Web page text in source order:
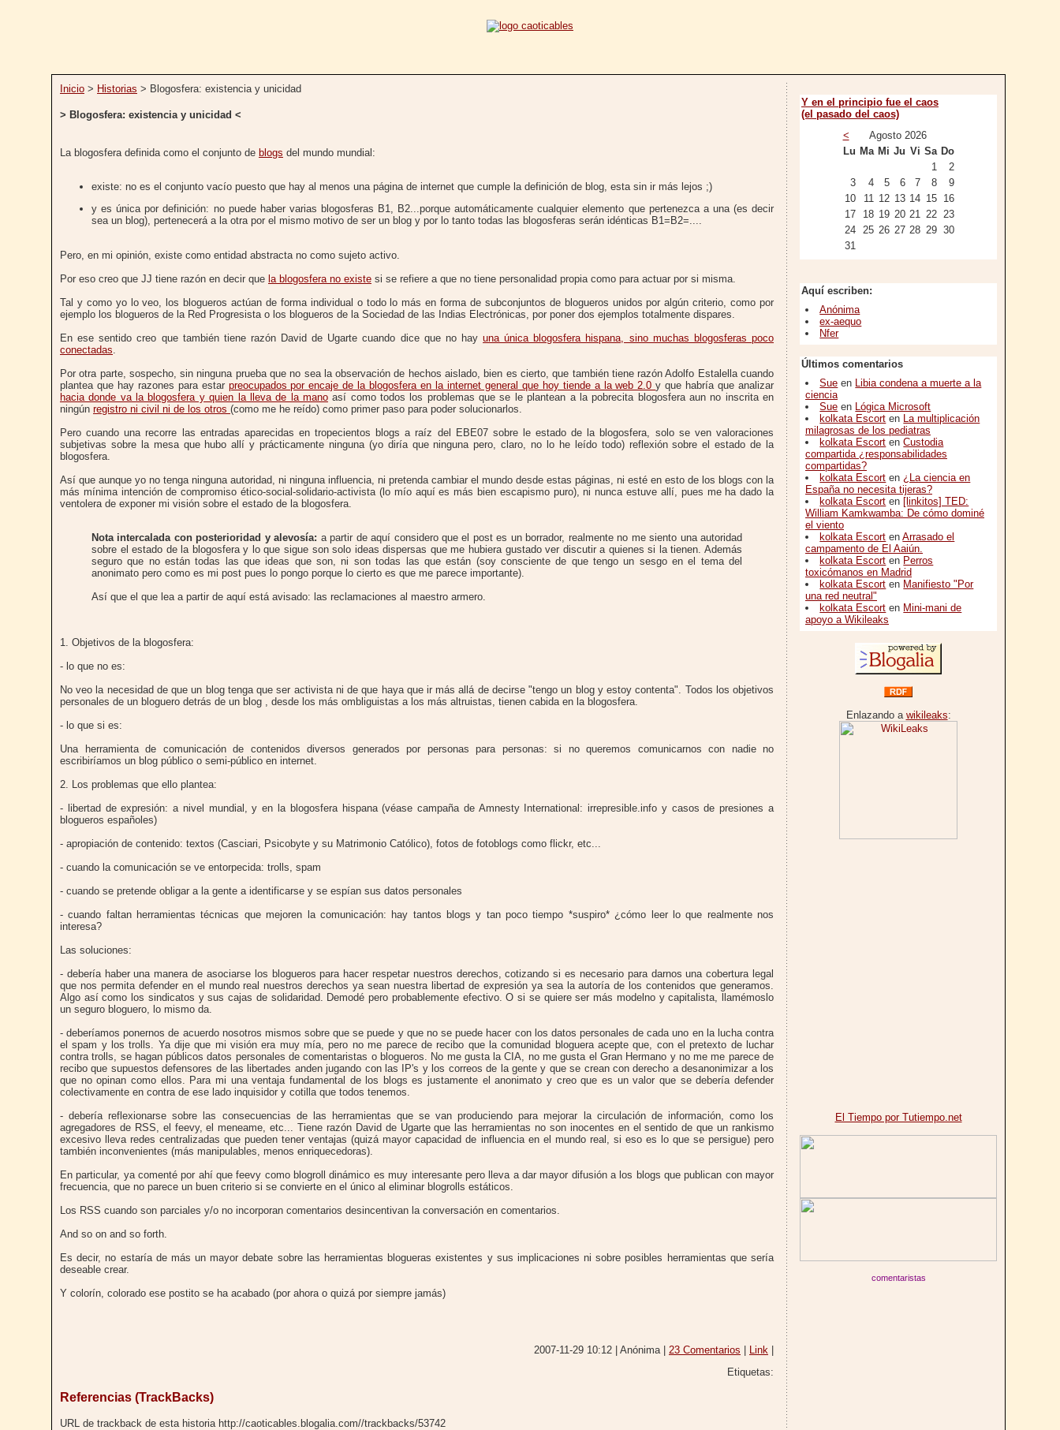
Inicio > Historias > Blogosfera: existencia y unicidad
> Blogosfera: existencia y unicidad <
La blogosfera definida como el conjunto de blogs del mundo mundial:
existe: no es el conjunto vacío puesto que hay al menos una página de internet que cumple la definición de blog, esta sin ir más lejos ;)
y es única por definición: no puede haber varias blogosferas B1, B2...porque automáticamente cualquier elemento que pertenezca a una (es decir
sea un blog), pertenecerá a la otra por el mismo motivo de ser un blog y por lo tanto todas las blogosferas serán idénticas B1=B2=....
Pero, en mi opinión, existe como entidad abstracta no como sujeto activo.
Por eso creo que JJ tiene razón en decir que la blogosfera no existe si se refiere a que no tiene personalidad propia como para actuar por si misma.
Tal y como yo lo veo, los blogueros actúan de forma individual o todo lo más en forma de subconjuntos de blogueros unidos por algún criterio, como por
ejemplo los blogueros de la Red Progresista o los blogueros de la Sociedad de las Indias Electrónicas, por poner dos ejemplos totalmente dispares.
En ese sentido creo que también tiene razón David de Ugarte cuando dice que no hayuna única blogosfera hispana, sino muchas blogosferas poco
conectadas
Por otra parte, sospecho, sin ninguna prueba que no sea la observación de hechos aislado, bien es cierto, que también tiene razón Adolfo Estalella cuando
plantea que hay razones para estar preocupados por encaje de la blogosfera en la internet general que hoy tiende a la web 2.0y que habría que analizar
hacia donde va la blogosfera y quien la lleva de la manoasí como todos los problemas que se le plantean a la pobrecita blogosfera aun no inscrita en
ningún registro ni civil ni de los otros (como me he reído) como primer paso para poder solucionarlos.
Pero cuando una recorre las entradas aparecidas en tropecientos blogs a raíz del EBE07 sobre le estado de la blogosfera, solo se ven valoraciones
subjetivas sobre la mesa que hubo allí y prácticamente ninguna (yo diría que ninguna pero, claro, no lo he leído todo) reflexión sobre el estado de la
blogosfera.
Así que aunque yo no tenga ninguna autoridad, ni ninguna influencia, ni pretenda cambiar el mundo desde estas páginas, ni esté en esto de los blogs con la
más mínima intención de compromiso ético-social-solidario-activista (lo mío aquí es más bien escapismo puro), ni nunca estuve allí, pues me ha dado la
ventolera de exponer mi visión sobre el estado de la blogosfera.
Nota intercalada con posterioridad y alevosía: a partir de aquí considero que el post es un borrador, realmente no me siento una autoridad
sobre el estado de la blogosfera y lo que sigue son solo ideas dispersas que me hubiera gustado ver discutir a quienes si la tienen. Además
seguro que no están todas las que ideas que son, ni son todas las que están (soy consciente de que tengo un sesgo en el tema del
anonimato pero como es mi post pues lo pongo porque lo cierto es que me parece importante).
Así que el que lea a partir de aquí está avisado: las reclamaciones al maestro armero.
1. Objetivos de la blogosfera:
- lo que no es:
No veo la necesidad de que un blog tenga que ser activista ni de que haya que ir más allá de decirse "tengo un blog y estoy contenta". Todos los objetivos
personales de un bloguero detrás de un blog , desde los más ombliguistas a los más altruistas, tienen cabida en la blogosfera.
- lo que si es:
Una herramienta de comunicación de contenidos diversos generados por personas para personas: si no queremos comunicarnos con nadie no
escribiríamos un blog público o semi-público en internet.
2. Los problemas que ello plantea:
- libertad de expresión: a nivel mundial, y en la blogosfera hispana (véase campaña de Amnesty International: irrepresible.info y casos de presiones a
blogueros españoles)
- apropiación de contenido: textos (Casciari, Psicobyte y su Matrimonio Católico), fotos de fotoblogs como flickr, etc...
- cuando la comunicación se ve entorpecida: trolls, spam
- cuando se pretende obligar a la gente a identificarse y se espían sus datos personales
- cuando faltan herramientas técnicas que mejoren la comunicación: hay tantos blogs y tan poco tiempo *suspiro* ¿cómo leer lo que realmente nos
interesa?
Las soluciones:
- debería haber una manera de asociarse los blogueros para hacer respetar nuestros derechos, cotizando si es necesario para darnos una cobertura legal
que nos permita defender en el mundo real nuestros derechos ya sean nuestra libertad de expresión ya sea la autoría de los contenidos que generamos.
Algo así como los sindicatos y sus cajas de solidaridad. Demodé pero probablemente efectivo. O si se quiere ser más modelno y capitalista, llamémoslo
un seguro bloguero, lo mismo da.
- deberíamos ponernos de acuerdo nosotros mismos sobre que se puede y que no se puede hacer con los datos personales de cada uno en la lucha contra
el spam y los trolls. Ya dije que mi visión era muy mía, pero no me parece de recibo que la comunidad bloguera acepte que, con el pretexto de luchar
contra trolls, se hagan públicos datos personales de comentaristas o blogueros. No me gusta la CIA, no me gusta el Gran Hermano y no me me parece de
recibo que supuestos defensores de las libertades anden jugando con las IP's y los correos de la gente y que se crean con derecho a desanonimizar a los
que no opinan como ellos. Para mi una ventaja fundamental de los blogs es justamente el anonimato y creo que es un valor que se debería defender
colectivamente en contra de ese lado inquisidor y cotilla que todos tenemos.
- debería reflexionarse sobre las consecuencias de las herramientas que se van produciendo para mejorar la circulación de información, como los
agregadores de RSS, el feevy, el meneame, etc... Tiene razón David de Ugarte que las herramientas no son inocentes en el sentido de que un rankismo
excesivo lleva redes centralizadas que pueden tener ventajas (quizá mayor capacidad de influencia en el mundo real, si eso es lo que se persigue) pero
también inconvenientes (más manipulables, menos enriquecedoras).
En particular, ya comenté por ahí que feevy como blogroll dinámico es muy interesante pero lleva a dar mayor difusión a los blogs que publican con mayor
frecuencia, que no parece un buen criterio si se convierte en el único al eliminar blogrolls estáticos.
Los RSS cuando son parciales y/o no incorporan comentarios desincentivan la conversación en comentarios.
And so on and so forth.
Es decir, no estaría de más un mayor debate sobre las herramientas blogueras existentes y sus implicaciones ni sobre posibles herramientas que sería
deseable crear.
Y colorín, colorado ese postito se ha acabado (por ahora o quizá por siempre jamás)
2007-11-29 10:12 | Anónima | 23 Comentarios Link
Etiquetas:
Referencias (TrackBacks)
URL de trackback de esta historia http://caoticables.blogalia.com//trackbacks/53742
Y en el principio fue el caos
(el pasado del caos)
<
Agosto 2026
Lu Ma Mi Ju Vi Sa Do
1
2
3
4 5 6 7 8
9
10
11 12 13 14 15
16
17
18 19 20 21 22 23
24
25 26 27 28 29 30
31
Aquí escriben:
Anónima
ex-aequo
Nfer
Últimos comentarios
Sue en Libia condena a muerte a la
ciencia
Sue en Lógica Microsoft
kolkata Escort en La multiplicación
milagrosas de los pediatras
kolkata Escort enCustodia
compartida ¿responsabilidades
compartidas?
kolkata Escort en¿La ciencia en
España no necesita tijeras?
kolkata Escort en [linkitos] TED:
William Kamkwamba: De cómo dominé
el viento
kolkata Escort enArrasado el
campamento de El Aaiún.
kolkata Escort en Perros
toxicómanos en Madrid
kolkata Escort en Manifiesto "Por
una red neutral"
kolkata Escort en Mini-mani de
apoyo a Wikileaks
Enlazando a wikileaks:
El Tiempo por Tutiempo.net
comentaristas